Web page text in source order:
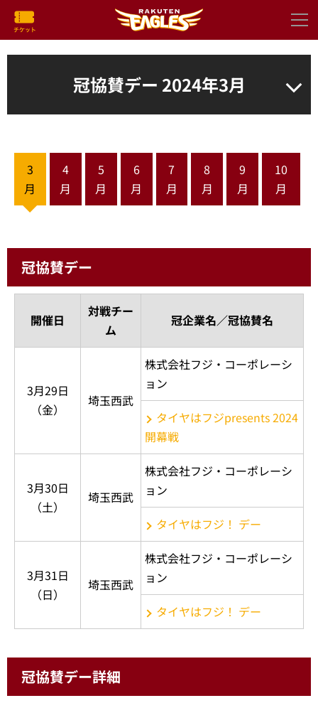
冠協賛デー 2024年3月
3
月
4
月
5
月
6
月
7
月
8
月
9
月
10
月
冠協賛デー
開催日
対戦チー
ム
冠企業名／冠協賛名
3月29日
（金）
埼玉西武
株式会社フジ・コーポレーシ
ョン
タイヤはフジpresents 2024
開幕戦
3月30日
（土）
埼玉西武
株式会社フジ・コーポレーシ
ョン
タイヤはフジ！ デー
3月31日
（日）
埼玉西武
株式会社フジ・コーポレーシ
ョン
タイヤはフジ！ デー
冠協賛デー詳細